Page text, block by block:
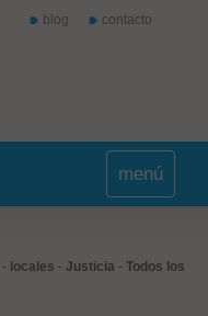
blog contacto
menú
- locales - Justicia - Todos los